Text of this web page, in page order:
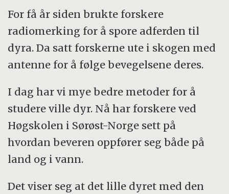
og forsvarte sin doktorgradsavhandling;
“Observing animal behaviour and
movement patterns remotely: A case study
using bio-logging technology on free-
ranging Eurasian beavers (
Castor fiber
Doktorgradsarbeidet har foregått på
institutt for natur, helse og miljø, HSN
Veiledere har vært
Professor Frank Rosell, HSN
For få år siden brukte forskere
radiomerking for å spore adferden til
dyra. Da satt forskerne ute i skogen med
antenne for å følge bevegelsene deres.
I dag har vi mye bedre metoder for å
studere ville dyr. Nå har forskere ved
Høgskolen i Sørøst-Norge sett på
hvordan beveren oppfører seg både på
land og i vann.
Det viser seg at det lille dyret med den